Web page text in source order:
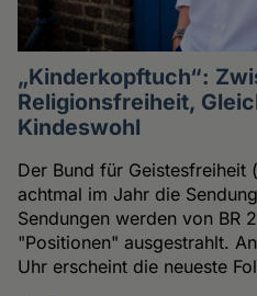
„Kinderkopftuch“:
Religionsfreiheit,
Kindeswohl
Der Bund für
achtmal im Jahr die
Sendungen werden von BR
"Positionen" ausgestrahlt.
Uhr erscheint die neueste